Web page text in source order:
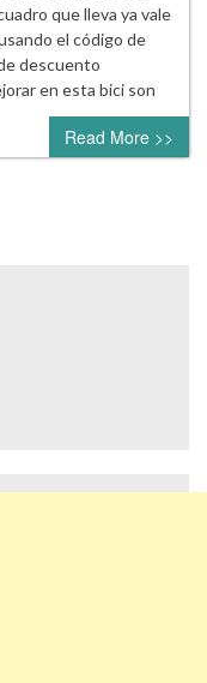
que lleva ya vale
el código de
descuento
en esta bici son
Read More >>